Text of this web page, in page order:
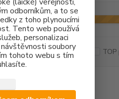
odborníkům, a to se
z toho plynoucími
Tento web používá
personalizaci
soubory
tohoto webu s tím
Doprava ZDARMA